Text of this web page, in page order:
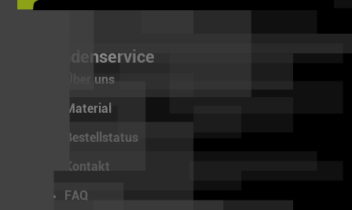
Kundenservice
Über uns
Material
Bestellstatus
Kontakt
FAQ